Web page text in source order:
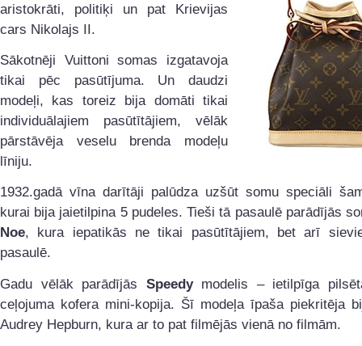
aristokrāti, politiķi un pat Krievijas
cars Nikolajs II.
Sākotnēji Vuittoni somas izgatavoja
tikai pēc pasūtījuma. Un daudzi
modeļi, kas toreiz bija domāti tikai
individuālajiem pasūtītājiem, vēlāk
pārstāvēja veselu brenda modeļu
līniju.
1932.gadā vīna darītāji palūdza uzšūt somu speciāli
kurai bija jaietilpina 5 pudeles. Tieši tā pasaulē parādījās
Noe, kura iepatikās ne tikai pasūtītājiem, bet arī
pasaulē.
Gadu vēlāk parādījās Speedy modelis
– ietilpīga
ceļojuma kofera mini-kopija. Šī modeļa īpaša piekritēja
Audrey Hepburn, kura ar to pat filmējās vienā no filmām.